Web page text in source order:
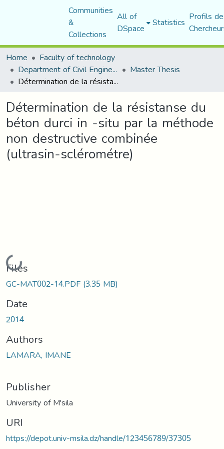
Communities
&
Collections
All of
DSpace Statistics Profils
Home
Faculty of technology
Department of Civil Engineering Master Thesis
Détermination de la résistanse du béton durci in -situ par la méthode non destructive combinée (ultrasin-sclérométre)
Détermination de la résistanse du
béton durci in -situ par la méthode
non destructive combinée
(ultrasin-sclérométre)
Loading...
Files
GC-MAT002-14.PDF(3.35 MB)
Date
2014
Authors
LAMARA, IMANE
Publisher
University of M'sila
URI
https://depot.univ-msila.dz/handle/123456789/37305